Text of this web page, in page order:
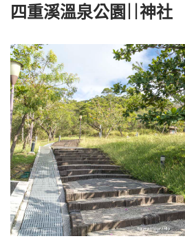
四重溪溫泉公園||神社